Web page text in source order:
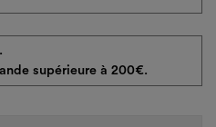
supérieure à 200€.